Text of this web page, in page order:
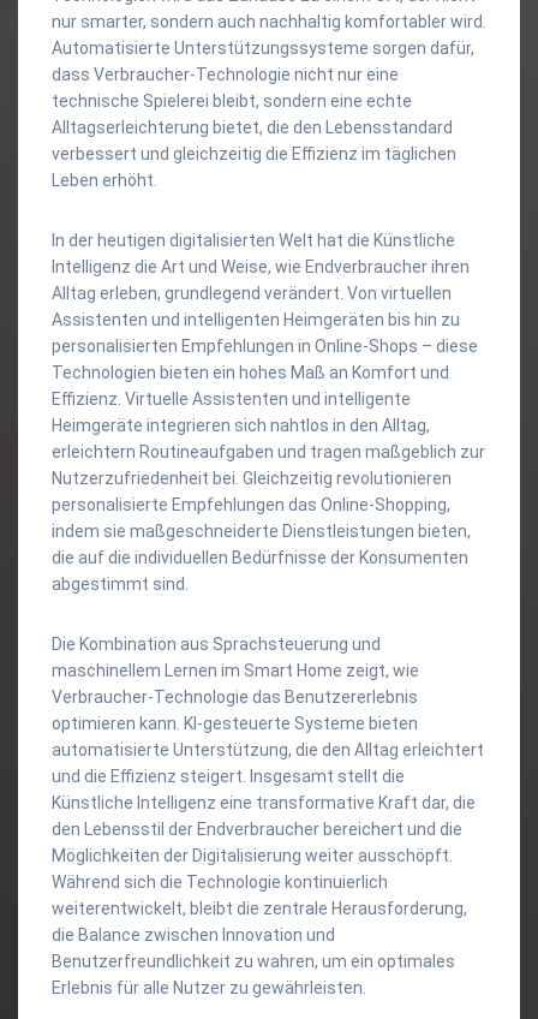
nur smarter, sondern auch nachhaltig komfortabler wird.
Automatisierte Unterstützungssysteme sorgen dafür,
dass Verbraucher-Technologie nicht nur eine
technische Spielerei bleibt, sondern eine echte
Alltagserleichterung bietet, die den Lebensstandard
verbessert und gleichzeitig die Effizienz im täglichen
Leben erhöht.
In der heutigen digitalisierten Welt hat die Künstliche
Intelligenz die Art und Weise, wie Endverbraucher ihren
Alltag erleben, grundlegend verändert. Von virtuellen
Assistenten und intelligenten Heimgeräten bis hin zu
personalisierten Empfehlungen in Online-Shops – diese
Technologien bieten ein hohes Maß an Komfort und
Effizienz. Virtuelle Assistenten und intelligente
Heimgeräte integrieren sich nahtlos in den Alltag,
erleichtern Routineaufgaben und tragen maßgeblich zur
Nutzerzufriedenheit bei. Gleichzeitig revolutionieren
personalisierte Empfehlungen das Online-Shopping,
indem sie maßgeschneiderte Dienstleistungen bieten,
die auf die individuellen Bedürfnisse der Konsumenten
abgestimmt sind.
Die Kombination aus Sprachsteuerung und
maschinellem Lernen im Smart Home zeigt, wie
Verbraucher-Technologie das Benutzererlebnis
optimieren kann. KI-gesteuerte Systeme bieten
automatisierte Unterstützung, die den Alltag erleichtert
und die Effizienz steigert. Insgesamt stellt die
Künstliche Intelligenz eine transformative Kraft dar, die
den Lebensstil der Endverbraucher bereichert und die
Möglichkeiten der Digitalisierung weiter ausschöpft.
Während sich die Technologie kontinuierlich
weiterentwickelt, bleibt die zentrale Herausforderung,
die Balance zwischen Innovation und
Benutzerfreundlichkeit zu wahren, um ein optimales
Erlebnis für alle Nutzer zu gewährleisten.